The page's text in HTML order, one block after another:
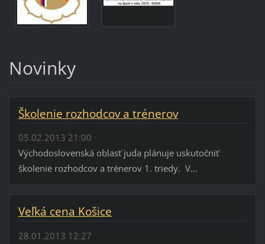
Novinky
Školenie rozhodcov a trénerov
05.02.2013 21:00
Východoslovenská oblasť juda plánuje uskutočniť
školenie rozhodcov a trénerov 1. triedy. V...
Veľká cena Košice
28.01.2013 12:27